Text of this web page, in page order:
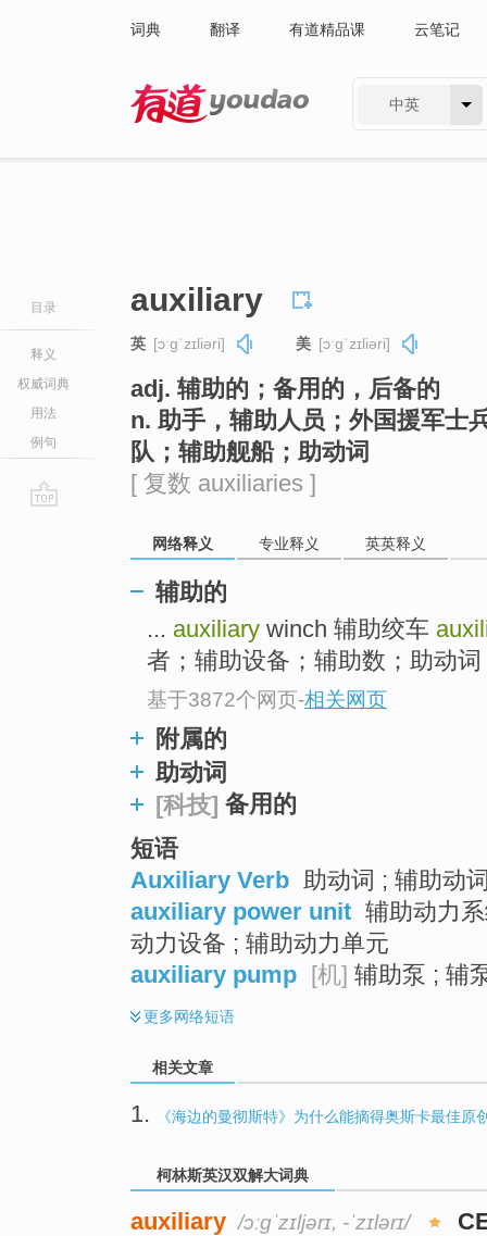
词典 翻译 有道精品课 云笔记
中英
目录
释义
权威词典
用法
例句
auxiliary
英 [ɔːɡˈzɪliəri] 美 [ɔːɡˈzɪliəri]
adj. 辅助的；备用的，后备的
n. 助手，辅助人员；外国援军士
队；辅助舰船；助动词
[ 复数 auxiliaries ]
网络释义 专业释义 英英释义
辅助的
... auxiliary winch 辅助绞车
者；辅助设备；辅助数；助动
基于3872个网页-相关网页
附属的
助动词
[科技] 备用的
短语
Auxiliary Verb 助动词 ; 辅助动
auxiliary power unit 辅助动力
动力设备 ; 辅助动力单元
auxiliary pump [机] 辅助泵 ; 辅
更多网络短语
相关文章
1. 《海边的曼彻斯特》为什么能摘得奥斯卡最佳原
柯林斯英汉双解大词典
auxiliary /ɔːɡˈzɪljərɪ, -ˈzɪlərɪ/